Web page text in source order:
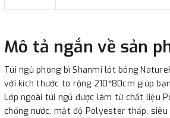
Mô tả ngắn về sản
Túi ngủ phong bì Shanmi lót bông
với kích thước to rộng 210*80cm giúp
Lớp ngoài túi ngủ được làm từ chất liệu
chống nước, mật độ Polyester thấp,